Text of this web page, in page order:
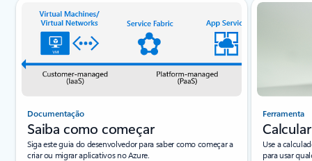
Documentação
Saiba como começar
Siga este guia do desenvolvedor para saber como começar a
criar ou migrar aplicativos no Azure.
Ferramenta
Use a
para usar